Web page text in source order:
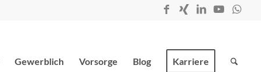
Gewerblich Vorsorge Blog Karriere